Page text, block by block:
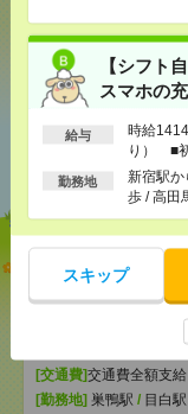
【シフト
スマホの
給与
時給
り） ■
る
勤務地
新宿駅か
歩 / 高田
スキップ
シェア
あなた
【オープニング
いも仕事の1つ[派
無資格未経験
[交通費]交通費全額支給
[勤務地] 巣鴨駅 / 目白駅